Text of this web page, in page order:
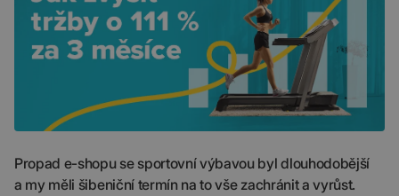
Propad e-shopu se sportovní výbavou byl dlouhodobější
a my měli šibeniční termín na to vše zachránit a vyrůst.